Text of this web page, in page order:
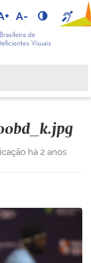
A-
há 2 anos